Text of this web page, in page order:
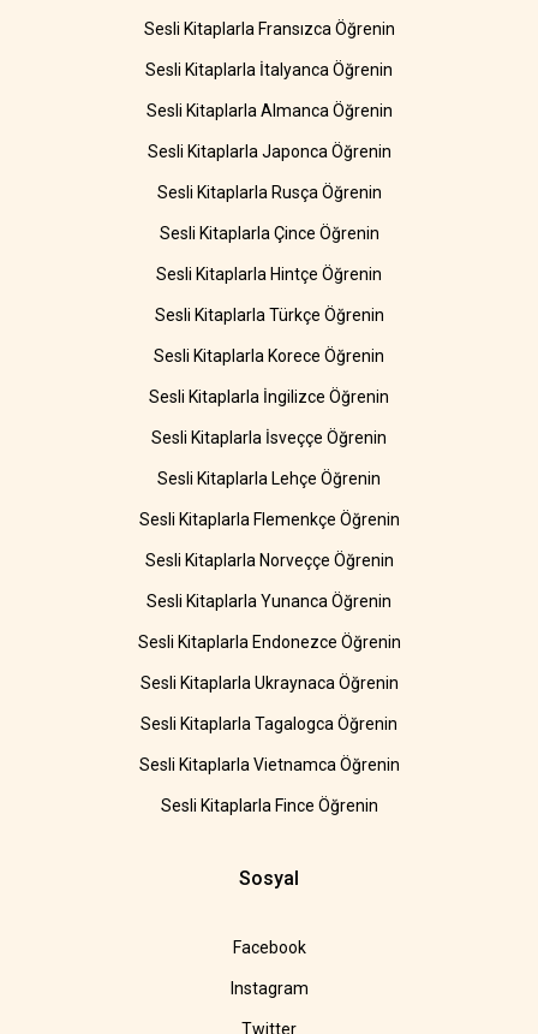
Sesli Kitaplarla Fransızca Öğrenin
Sesli Kitaplarla İtalyanca Öğrenin
Sesli Kitaplarla Almanca Öğrenin
Sesli Kitaplarla Japonca Öğrenin
Sesli Kitaplarla Rusça Öğrenin
Sesli Kitaplarla Çince Öğrenin
Sesli Kitaplarla Hintçe Öğrenin
Sesli Kitaplarla Türkçe Öğrenin
Sesli Kitaplarla Korece Öğrenin
Sesli Kitaplarla İngilizce Öğrenin
Sesli Kitaplarla İsveççe Öğrenin
Sesli Kitaplarla Lehçe Öğrenin
Sesli Kitaplarla Flemenkçe Öğrenin
Sesli Kitaplarla Norveççe Öğrenin
Sesli Kitaplarla Yunanca Öğrenin
Sesli Kitaplarla Endonezce Öğrenin
Sesli Kitaplarla Ukraynaca Öğrenin
Sesli Kitaplarla Tagalogca Öğrenin
Sesli Kitaplarla Vietnamca Öğrenin
Sesli Kitaplarla Fince Öğrenin
Sosyal
Facebook
Instagram
Twitter